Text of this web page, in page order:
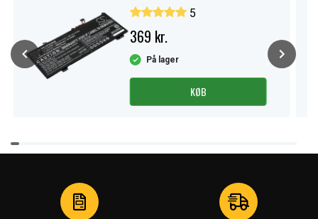
5
369 kr.
På lager
KØB
Item
1